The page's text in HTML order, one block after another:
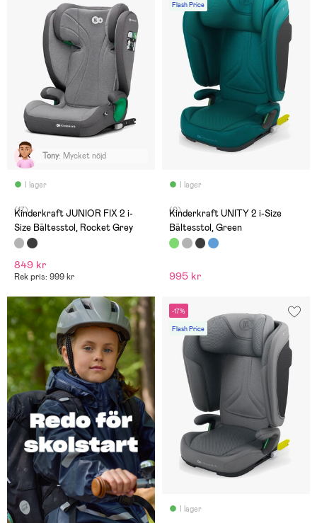
I lager
Tony: Mycket nöjd
(17)
Kinderkraft JUNIOR FIX 2 i-
Size Bältesstol, Rocket Grey
849 kr
Rek pris: 999 kr
Flash Price
I lager
(0)
Kinderkraft UNITY 2 i-Size
Bältesstol, Green
995 kr
-17%
Flash Price
I lager